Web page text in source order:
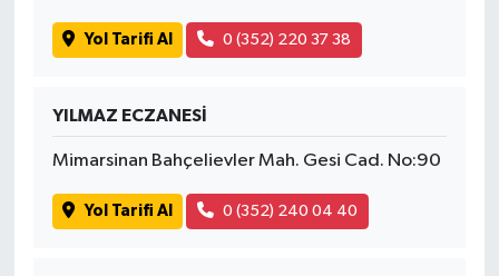
Yol Tarifi Al 0 (352) 220 37 38
YILMAZ ECZANESİ
Mimarsinan Bahçelievler Mah. Gesi Cad. No:90
Yol Tarifi Al 0 (352) 240 04 40